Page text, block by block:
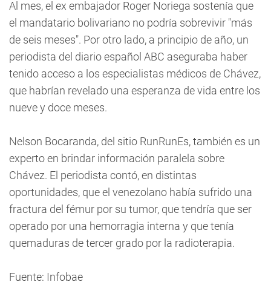
Al mes, el ex embajador Roger Noriega sostenía que
el mandatario bolivariano no podría sobrevivir "más
de seis meses". Por otro lado, a principio de año, un
periodista del diario español ABC aseguraba haber
tenido acceso a los especialistas médicos de Chávez,
que habrían revelado una esperanza de vida entre los
nueve y doce meses.
Nelson Bocaranda, del sitio RunRunEs, también es un
experto en brindar información paralela sobre
Chávez. El periodista contó, en distintas
oportunidades, que el venezolano había sufrido una
fractura del fémur por su tumor, que tendría que ser
operado por una hemorragia interna y que tenía
quemaduras de tercer grado por la radioterapia.
Fuente: Infobae